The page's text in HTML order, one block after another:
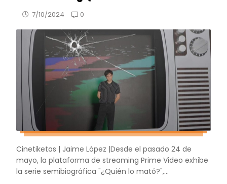
7/10/2024 0
Cinetiketas | Jaime López |Desde el pasado 24 de
mayo, la plataforma de streaming Prime Video exhibe
la serie semibiográfica "¿Quién lo mató?",...